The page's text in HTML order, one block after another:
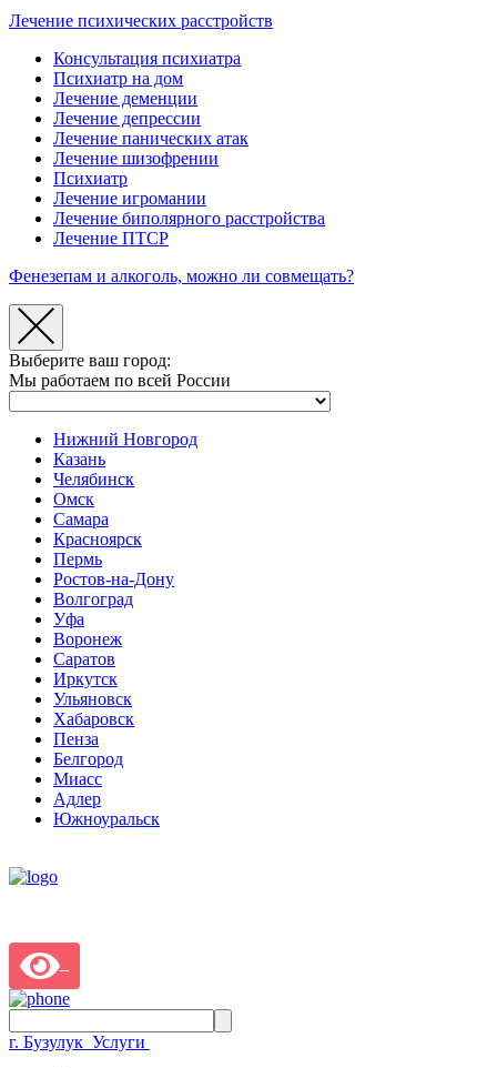
Лечение психических расстройств
Консультация психиатра
Психиатр на дом
Лечение деменции
Лечение депрессии
Лечение панических атак
Лечение шизофрении
Психиатр
Лечение игромании
Лечение биполярного расстройства
Лечение ПТСР
Фенезепам и алкоголь, можно ли совмещать?
Выберите ваш город:
Мы работаем по всей России
Нижний Новгород
Казань
Челябинск
Омск
Самара
Красноярск
Пермь
Ростов-на-Дону
Волгоград
Уфа
Воронеж
Саратов
Иркутск
Ульяновск
Хабаровск
Пенза
Белгород
Миасс
Адлер
Южноуральск
г. Бузулук Услуги